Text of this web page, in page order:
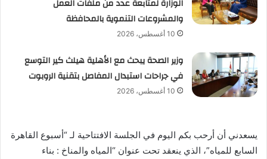
الوزارة لمتابعة عدد من ملفات العمل
والمشروعات التنموية بالمحافظة
10 أغسطس، 2026
وزير الصحة يبحث مع الأهلية هيلث كير التوسع
في جراحات استبدال المفاصل بتقنية الروبوت
10 أغسطس، 2026
يسعدني أن أرحب بكم اليوم في الجلسة الافتتاحية لـ “أسبوع القاهرة
السابع للمياه”، الذي ينعقد تحت عنوان “المياه والمناخ : بناء